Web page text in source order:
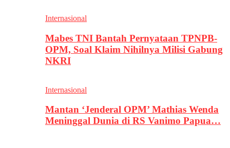
Internasional
Mabes TNI Bantah Pernyataan TPNPB-
OPM, Soal Klaim Nihilnya Milisi Gabung
NKRI
Internasional
Mantan ‘Jenderal OPM’ Mathias Wenda
Meninggal Dunia di RS Vanimo Papua…